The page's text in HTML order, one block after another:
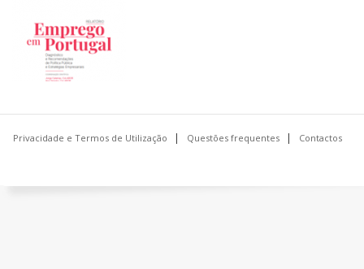
Privacidade e Termos de Utilização Questões frequentes Contactos